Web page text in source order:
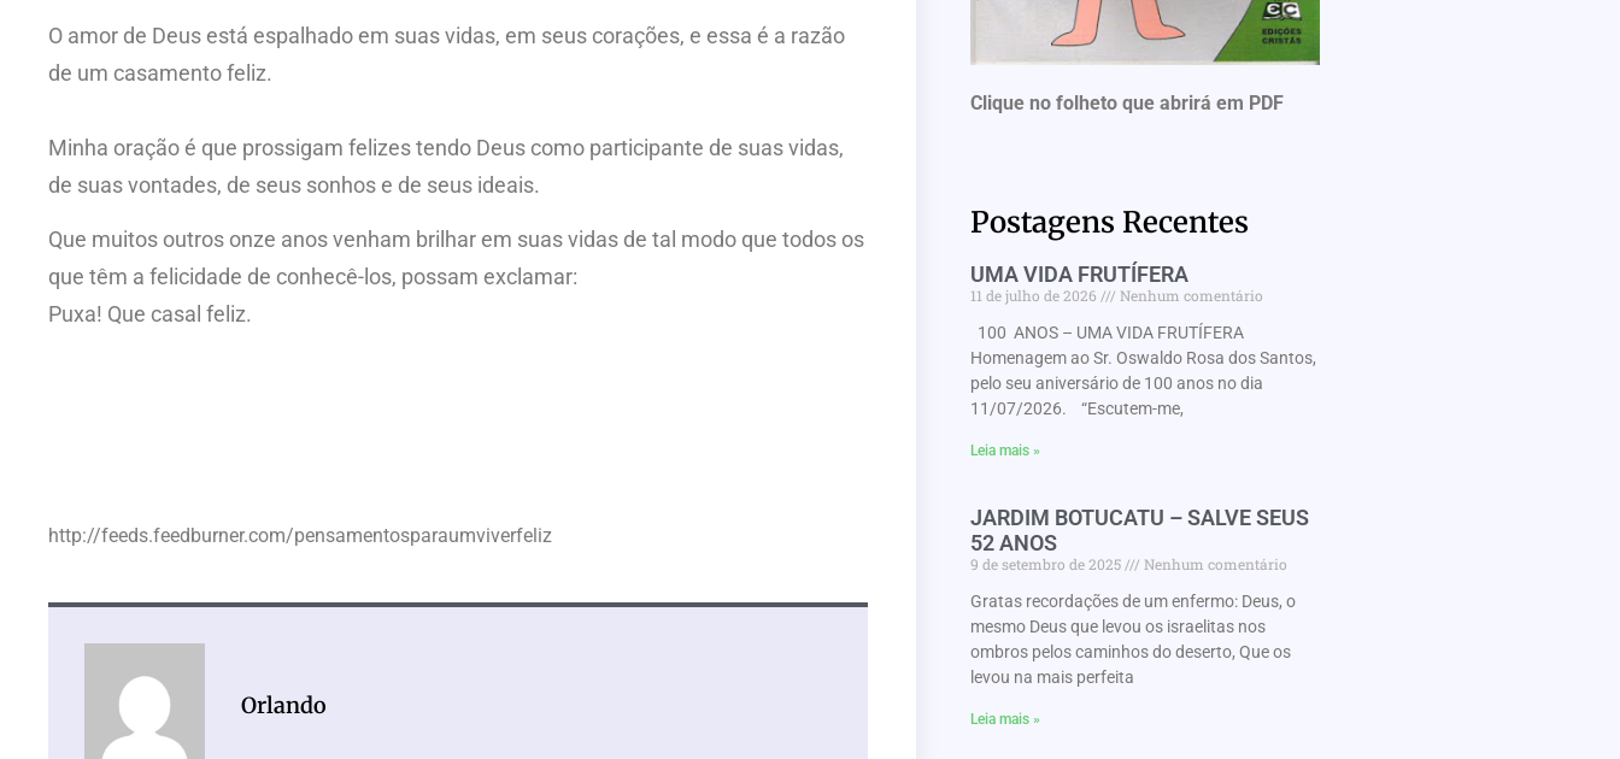
O amor de Deus está espalhado em suas vidas, em seus corações, e essa é a razão
de um casamento feliz.
Minha oração é que prossigam felizes tendo Deus como participante de suas vidas,
de suas vontades, de seus sonhos e de seus ideais.
Que muitos outros onze anos venham brilhar em suas vidas de tal modo que todos os
que têm a felicidade de conhecê-los, possam exclamar:
Puxa! Que casal feliz.
http://feeds.feedburner.com/pensamentosparaumviverfeliz
Orlando
Clique no folheto que abrirá em PDF
Postagens Recentes
UMA VIDA FRUTÍFERA
11 de julho de 2026
Nenhum comentário
100 ANOS – UMA VIDA FRUTÍFERA
Homenagem ao Sr. Oswaldo Rosa dos Santos,
pelo seu aniversário de 100 anos no dia
11/07/2026. “Escutem-me,
Leia mais »
JARDIM BOTUCATU – SALVE SEUS
52 ANOS
9 de setembro de 2025
Nenhum comentário
Gratas recordações de um enfermo: Deus, o
mesmo Deus que levou os israelitas nos
ombros pelos caminhos do deserto, Que os
levou na mais perfeita
Leia mais »